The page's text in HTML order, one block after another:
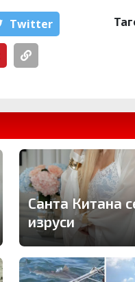
Тwitter
Санта Китана
изруси